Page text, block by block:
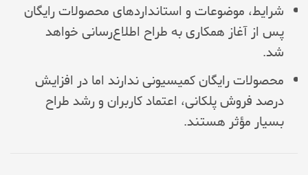
شرایط، موضوعات و استانداردهای محصولات رایگان
پس از آغاز همکاری به طراح اطلاع‌رسانی خواهد
شد.
محصولات رایگان کمیسیونی ندارند اما در افزایش
درصد فروش پلکانی، اعتماد کاربران و رشد طراح
بسیار مؤثر هستند.